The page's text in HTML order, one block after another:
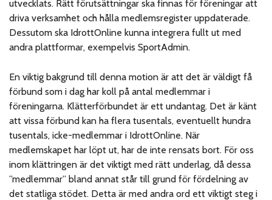
utvecklats. Rätt förutsättningar ska finnas för föreningar att
driva verksamhet och hålla medlemsregister uppdaterade.
Dessutom ska IdrottOnline kunna integrera fullt ut med
andra plattformar, exempelvis SportAdmin.
En viktig bakgrund till denna motion är att det är väldigt få
förbund som i dag har koll på antal medlemmar i
föreningarna. Klätterförbundet är ett undantag. Det är känt
att vissa förbund kan ha flera tusentals, eventuellt hundra
tusentals, icke-medlemmar i IdrottOnline. När
medlemskapet har löpt ut, har de inte rensats bort. För oss
inom klättringen är det viktigt med rätt underlag, då dessa
”medlemmar” bland annat står till grund för fördelning av
det statliga stödet. Detta är med andra ord ett viktigt steg i